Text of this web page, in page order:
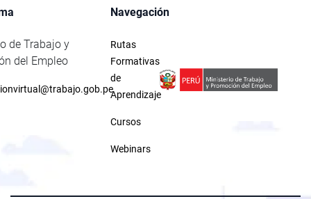
de Trabajo y
del Empleo
Navegación
Rutas
Formativas
de
Aprendizaje
Cursos
Webinars